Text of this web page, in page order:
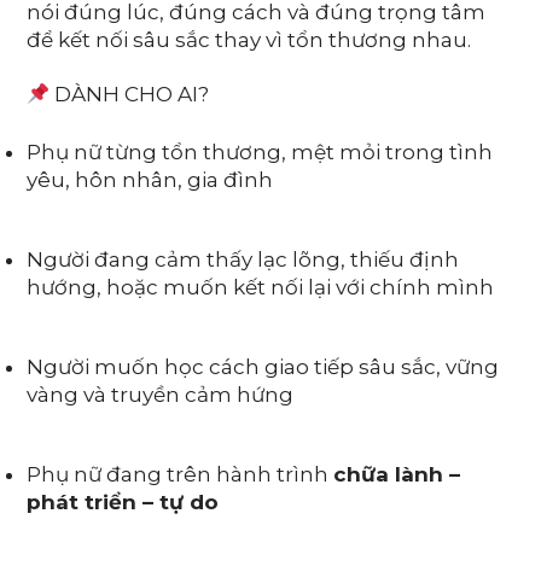
nói đúng lúc, đúng cách và đúng trọng tâm
để kết nối sâu sắc thay vì tổn thương nhau.
DÀNH CHO AI?
Phụ nữ từng tổn thương, mệt mỏi trong tình
yêu, hôn nhân, gia đình
Người đang cảm thấy lạc lõng, thiếu định
hướng, hoặc muốn kết nối lại với chính mình
Người muốn học cách giao tiếp sâu sắc, vững
vàng và truyền cảm hứng
Phụ nữ đang trên hành trình chữa lành –
phát triển – tự do